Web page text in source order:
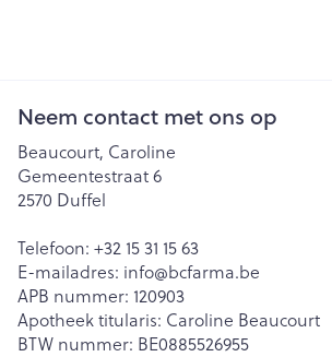
Neem contact met ons op
Beaucourt, Caroline
Gemeentestraat 6
2570 Duffel
Telefoon: +32 15 31 15 63
E-mailadres: info@bcfarma.be
APB nummer: 120903
Apotheek titularis: Caroline Beaucourt
BTW nummer: BE0885526955